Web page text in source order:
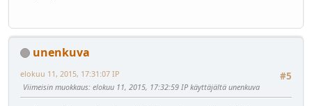
unenkuva
#5
elokuu 11, 2015, 17:31:07 IP
Viimeisin muokkaus: elokuu 11, 2015, 17:32:59 IP käyttäjältä unenkuva